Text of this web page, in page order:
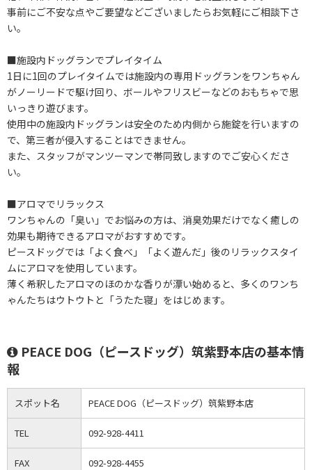
事前にご不安な点やご要望などございましたらお気軽にご相談下さ
い。
■施設内ドッグランでプレイタイム
1日に1回のプレイタイムでは施設内の専用ドッグランをワンちゃん
がノーリードで駆け回り、ボールやフリスビーなどのおもちゃで思
いっきり遊びます。
使用中の施設内ドッグランは安全のため内側から施錠を行いますの
で、第三者が侵入することはできません。
また、スタッフがマンツーマンで帯同致しますのでご安心くださ
い。
■アロマでリラックス
ワンちゃんの「臭い」でお悩みの方は、消臭効果だけでなく癒しの
効果も期待できるアロマがおすすめです。
ピースドッグでは「よく食べ」「よく遊んだ」後のリラックスタイ
ムにアロマを使用しています。
薄く希釈したアロマのほのかな香りが漂い始めると、多くのワンち
ゃんたちはウトウトと「うたた寝」をはじめます。
PEACE DOG（ピースドッグ）筑紫野本店の基本情
報
スポット名 PEACE DOG（ピースドッグ）筑紫野本店
TEL 092-928-4411
FAX 092-928-4455